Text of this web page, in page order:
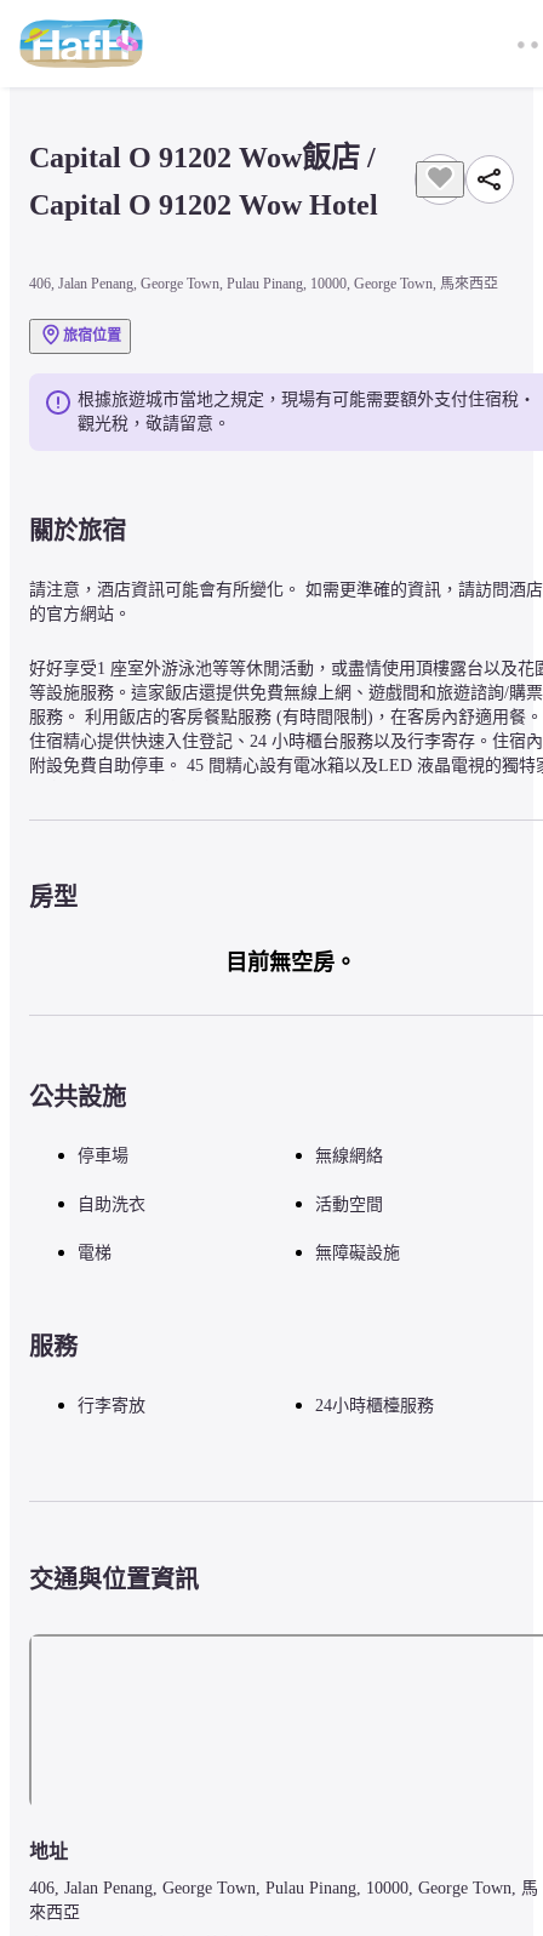
Capital O 91202 Wow飯店 /
Capital O 91202 Wow Hotel
406, Jalan Penang, George Town, Pulau Pinang, 10000, George Town, 馬來西亞
旅宿位置
根據旅遊城市當地之規定，現場有可能需要額外支付住宿稅・
觀光稅，敬請留意。
關於旅宿
請注意，酒店資訊可能會有所變化。 如需更準確的資訊，請訪問酒店
的官方網站。
好好享受1 座室外游泳池等等休閒活動，或盡情使用頂樓露台以及花
等設施服務。這家飯店還提供免費無線上網、遊戲間和旅遊諮詢/購票
服務。 利用飯店的客房餐點服務 (有時間限制)，在客房內舒適用餐。
住宿精心提供快速入住登記、24 小時櫃台服務以及行李寄存。住宿內
附設免費自助停車。 45 間精心設有電冰箱以及LED 液晶電視的獨特
入住位於喬治市 (喬治市市中心) 的Capital O 91202 Wow飯店，距離光
此飯店地點良好，從這裡開車約 1 公里 (0.6 英哩) 會到第一大道購物
廣場，開車 1.4 公里 (0.9 英哩) 則會到姐弟共騎壁畫 - 立陶宛畫家恩
新光大廣場 - 0.3 公里
檳城兒童園地 - 0.4 公里
Hin 巴士車廠美術中心 - 0.4 公里
魯班行 - 1.2 公里
檳城國際機場 (PEN) - 17.9 公里
房型
目前無空房。
公共設施
停車場 無線網絡
自助洗衣 活動空間
電梯 無障礙設施
服務
行李寄放 24小時櫃檯服務
交通與位置資訊
地址
406, Jalan Penang, George Town, Pulau Pinang, 10000, George Town, 馬
來西亞